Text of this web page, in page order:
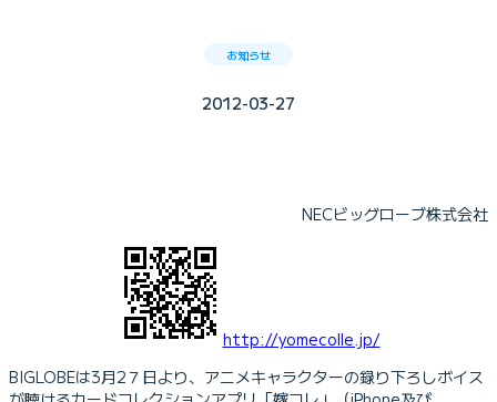
お知らせ
2012-03-27
NECビッグローブ株式会社
http://yomecolle.jp/
BIGLOBEは3月2７日より、アニメキャラクターの録り下ろしボイス